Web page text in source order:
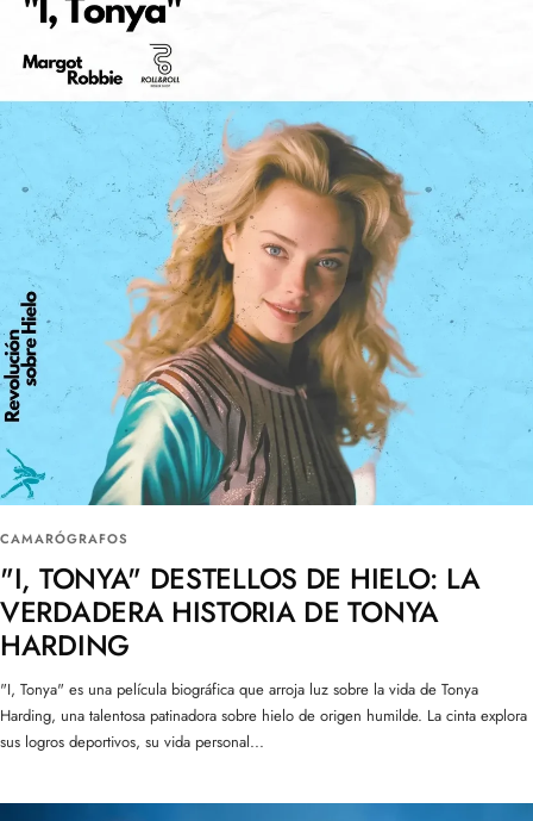
CAMARÓGRAFOS
"I, TONYA" DESTELLOS DE HIELO: LA
VERDADERA HISTORIA DE TONYA
HARDING
"I, Tonya" es una película biográfica que arroja luz sobre la vida de Tonya
Harding, una talentosa patinadora sobre hielo de origen humilde. La cinta explora
sus logros deportivos, su vida personal...